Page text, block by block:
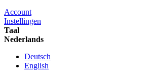
Account
Instellingen
Taal
Nederlands
Deutsch
English